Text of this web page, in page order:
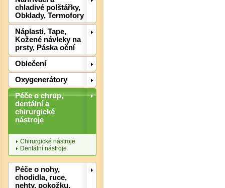
chladivé polštářky,
Obklady, Termofory
Náplasti, Tape,
Kožené návleky na
prsty, Páska oční
Oblečení
Oxygenerátory
Péče o chrup,
dentální a
chirurgické
nástroje
Chirurgické nástroje
Dentální nástroje
Péče o nohy,
chodidla, ruce,
nehty, pokožku,